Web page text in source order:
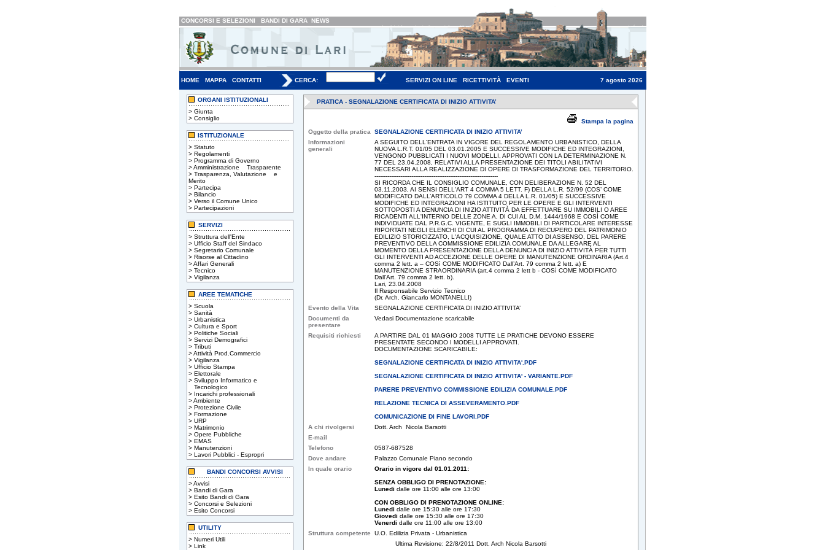
CONCORSI E SELEZIONI BANDI DI GARA NEWS
HOME MAPPA CONTATTI CERCA: SERVIZI ON LINE RICETTIVITÀ EVENTI 7 agosto 2026
ORGANI ISTITUZIONALI
> Giunta
> Consiglio
ISTITUZIONALE
> Statuto
> Regolamenti
> Programma di Governo
>Amministrazione Trasparente
> Trasparenza, Valutazione e
Merito
> Partecipa
> Bilancio
> Verso il Comune Unico
> Partecipazioni
SERVIZI
> Struttura dell'Ente
> Ufficio Staff del Sindaco
> Segretario Comunale
> Risorse al Cittadino
>Affari Generali
> Tecnico
> Vigilanza
AREE TEMATICHE
> Scuola
> Sanità
> Urbanistica
> Cultura e Sport
> Politiche Sociali
> Servizi Demografici
> Tributi
>Attività Prod.Commercio
> Vigilanza
> Ufficio Stampa
> Elettorale
> Sviluppo Informatico e
Tecnologico
> Incarichi professionali
>Ambiente
> Protezione Civile
> Formazione
> URP
> Matrimonio
> Opere Pubbliche
> EMAS
> Manutenzioni
> Lavori Pubblici - Espropri
BANDI CONCORSI AVVISI
>Avvisi
> Bandi di Gara
> Esito Bandi di Gara
> Concorsi e Selezioni
> Esito Concorsi
UTILITY
> Numeri Utili
> Link
PRATICA - SEGNALAZIONE CERTIFICATA DI INIZIO ATTIVITA’
Stampa la pagina
Oggetto della pratica
SEGNALAZIONE CERTIFICATA DI INIZIO ATTIVITA’
Informazioni
generali
A SEGUITO DELL'ENTRATA IN VIGORE DEL REGOLAMENTO URBANISTICO, DELLA
NUOVA L.R.T. 01/05 DEL 03.01.2005 E SUCCESSIVE MODIFICHE ED INTEGRAZIONI,
VENGONO PUBBLICATI I NUOVI MODELLI, APPROVATI CON LA DETERMINAZIONE N.
77 DEL 23.04.2008, RELATIVI ALLA PRESENTAZIONE DEI TITOLI ABILITATIVI
NECESSARI ALLA REALIZZAZIONE DI OPERE DI TRASFORMAZIONE DEL TERRITORIO.
-------------------------------------------------------------------
SI RICORDA CHE IL CONSIGLIO COMUNALE, CON DELIBERAZIONE N. 52 DEL
03.11.2003, AI SENSI DELL'ART 4 COMMA 5 LETT. F) DELLA L.R. 52/99 (COS’ COME
MODIFICATO DALL’ARTICOLO 79 COMMA 4 DELLA L.R. 01/05) E SUCCESSIVE
MODIFICHE ED INTEGRAZIONI HA ISTITUITO PER LE OPERE E GLI INTERVENTI
SOTTOPOSTI A DENUNCIA DI INIZIO ATTIVITÀ DA EFFETTUARE SU IMMOBILI O AREE
RICADENTI ALL'INTERNO DELLE ZONE A, DI CUI AL D.M. 1444/1968 E COSÌ COME
INDIVIDUATE DAL P.R.G.C. VIGENTE, E SUGLI IMMOBILI DI PARTICOLARE INTERESSE
RIPORTATI NEGLI ELENCHI DI CUI AL PROGRAMMA DI RECUPERO DEL PATRIMONIO
EDILIZIO STORICIZZATO, L'ACQUISIZIONE, QUALE ATTO DI ASSENSO, DEL PARERE
PREVENTIVO DELLA COMMISSIONE EDILIZIA COMUNALE DA ALLEGARE AL
MOMENTO DELLA PRESENTAZIONE DELLA DENUNCIA DI INIZIO ATTIVITÀ PER TUTTI
GLI INTERVENTI AD ACCEZIONE DELLE OPERE DI MANUTENZIONE ORDINARIA (Art.4
comma 2 lett. a – COSì COME MODIFICATO Dall’Art. 79 comma 2 lett. a) E
MANUTENZIONE STRAORDINARIA (art.4 comma 2 lett b - COSì COME MODIFICATO
Dall’Art. 79 comma 2 lett. b).
Lari, 23.04.2008
Il Responsabile Servizio Tecnico
(Dr. Arch. Giancarlo MONTANELLI)
Evento della Vita
SEGNALAZIONE CERTIFICATA DI INIZIO ATTIVITA’
Documenti da
presentare
Vedasi Documentazione scaricabile
Requisiti richiesti
A PARTIRE DAL 01 MAGGIO 2008 TUTTE LE PRATICHE DEVONO ESSERE
PRESENTATE SECONDO I MODELLI APPROVATI.
DOCUMENTAZIONE SCARICABILE:
SEGNALAZIONE CERTIFICATA DI INIZIO ATTIVITA'.PDF
SEGNALAZIONE CERTIFICATA DI INIZIO ATTIVITA' - VARIANTE.PDF
PARERE PREVENTIVO COMMISSIONE EDILIZIA COMUNALE.PDF
RELAZIONE TECNICA DI ASSEVERAMENTO.PDF
COMUNICAZIONE DI FINE LAVORI.PDF
A chi rivolgersi
Dott. Arch Nicola Barsotti
E-mail
Telefono
0587-687528
Dove andare
Palazzo Comunale Piano secondo
In quale orario
Orario in vigore dal 01.01.2011:
SENZA OBBLIGO DI PRENOTAZIONE:
Lunedi dalle ore 11:00 alle ore 13:00
CON OBBLIGO DI PRENOTAZIONE ONLINE:
Lunedi dalle ore 15:30 alle ore 17:30
Giovedi dalle ore 15:30 alle ore 17:30
Venerdi dalle ore 11:00 alle ore 13:00
Struttura competente
U.O. Edilizia Privata - Urbanistica
Ultima Revisione: 22/8/2011 Dott. Arch Nicola Barsotti